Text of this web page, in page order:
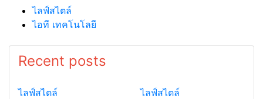
ไลฟ์สไตล์
ไอที เทคโนโลยี
Recent posts
ไลฟ์สไตล์
ไลฟ์สไตล์